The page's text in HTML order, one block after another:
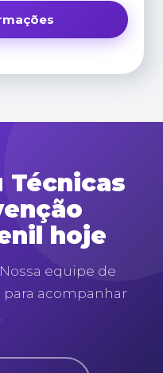
Técnicas
hoje
equipe de
acompanhar